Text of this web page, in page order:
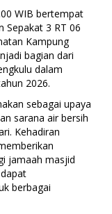
WIB bertempat
Sepakat 3 RT 06
Kampung
bagian dari
dalam
2026.
sebagai upaya
sarana air bersih
Kehadiran
jamaah masjid
berbagai